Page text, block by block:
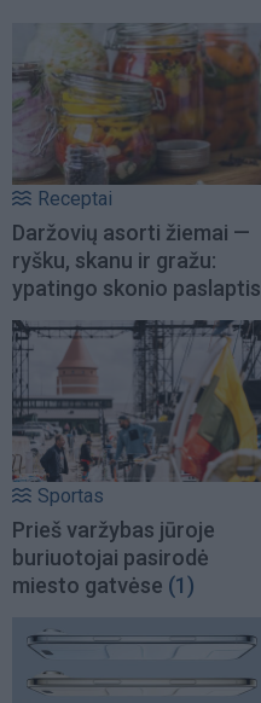
Receptai
Daržovių asorti žiemai —
ryšku, skanu ir gražu:
ypatingo skonio paslaptis
Sportas
Prieš varžybas jūroje
buriuotojai pasirodė
miesto gatvėse (1)